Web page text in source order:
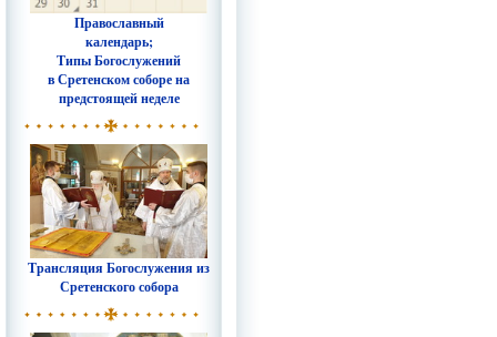
Православный
календарь;
Типы Богослужений
в Сретенском соборе на
предстоящей неделе
Трансляция Богослужения из
Сретенского собора